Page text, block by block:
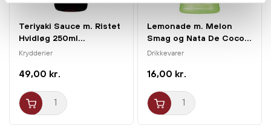
Teriyaki Sauce m. Ristet
Hvidløg 250ml...
Krydderier
49,00 kr.
Lemonade m. Melon
Smag og Nata De Coco...
Drikkevarer
16,00 kr.